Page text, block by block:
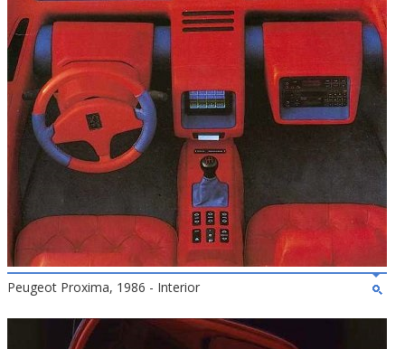
Peugeot Proxima, 1986 - Interior